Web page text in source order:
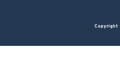
Copyright